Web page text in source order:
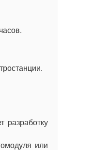
разработку
или